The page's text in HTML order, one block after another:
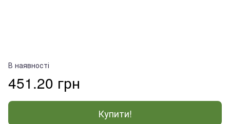
В наявності
451.20 грн
Купити!